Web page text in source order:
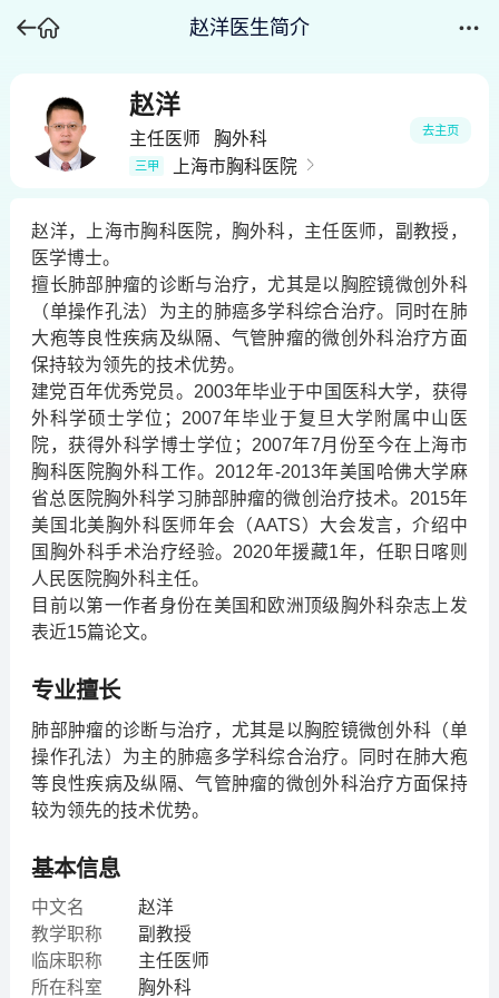
赵洋医生简介
赵洋
主任医师 胸外科
三甲 上海市胸科医院
去主页
赵洋，上海市胸科医院，胸外科，主任医师，副教授，
医学博士。
擅长肺部肿瘤的诊断与治疗，尤其是以胸腔镜微创外科
（单操作孔法）为主的肺癌多学科综合治疗。同时在肺
大疱等良性疾病及纵隔、气管肿瘤的微创外科治疗方面
保持较为领先的技术优势。
建党百年优秀党员。2003年毕业于中国医科大学，获得
外科学硕士学位；2007年毕业于复旦大学附属中山医
院，获得外科学博士学位；2007年7月份至今在上海市
胸科医院胸外科工作。2012年-2013年美国哈佛大学麻
省总医院胸外科学习肺部肿瘤的微创治疗技术。2015年
美国北美胸外科医师年会（AATS）大会发言，介绍中
国胸外科手术治疗经验。2020年援藏1年，任职日喀则
人民医院胸外科主任。
目前以第一作者身份在美国和欧洲顶级胸外科杂志上发
表近15篇论文。
专业擅长
肺部肿瘤的诊断与治疗，尤其是以胸腔镜微创外科（单
操作孔法）为主的肺癌多学科综合治疗。同时在肺大疱
等良性疾病及纵隔、气管肿瘤的微创外科治疗方面保持
较为领先的技术优势。
基本信息
中文名
赵洋
教学职称
副教授
临床职称
主任医师
所在科室
胸外科